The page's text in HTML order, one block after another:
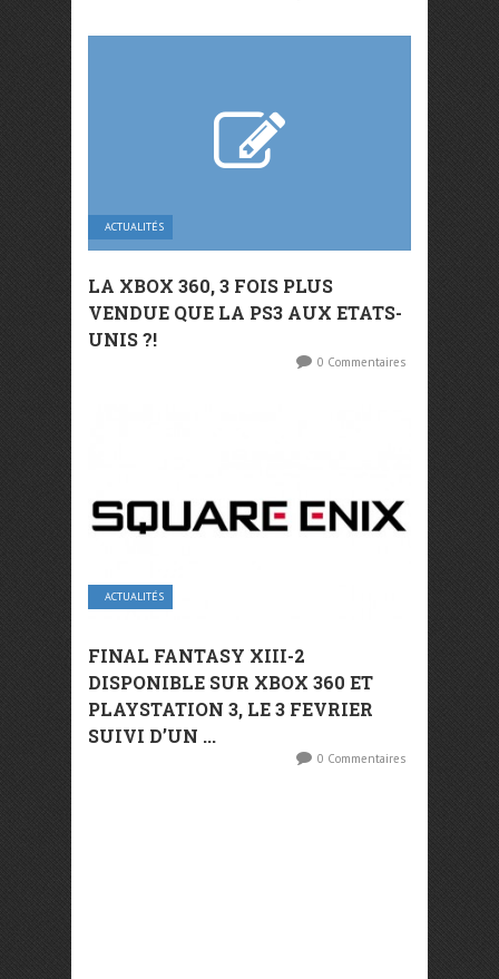
ACTUALITÉS
LA XBOX 360, 3 FOIS PLUS
VENDUE QUE LA PS3 AUX ETATS-
UNIS ?!
0 Commentaires
ACTUALITÉS
FINAL FANTASY XIII-2
DISPONIBLE SUR XBOX 360 ET
PLAYSTATION 3, LE 3 FEVRIER
SUIVI D’UN ...
0 Commentaires